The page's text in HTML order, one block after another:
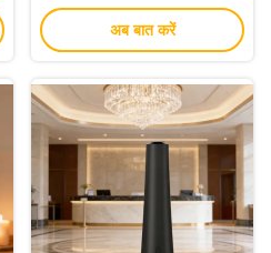
एपीपी कंट्रोल सेंट मशीन
अब बात करें